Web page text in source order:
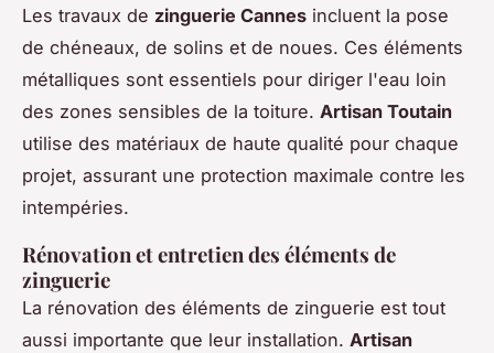
Les travaux de zinguerie Cannes incluent la pose
de chéneaux, de solins et de noues. Ces éléments
métalliques sont essentiels pour diriger l'eau loin
des zones sensibles de la toiture. Artisan Toutain
utilise des matériaux de haute qualité pour chaque
projet, assurant une protection maximale contre les
intempéries.
Rénovation et entretien des éléments de
zinguerie
La rénovation des éléments de zinguerie est tout
aussi importante que leur installation. Artisan